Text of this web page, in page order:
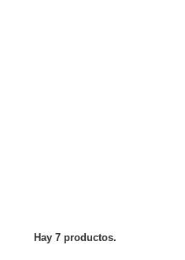
Hay 7 productos.